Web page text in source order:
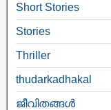
Short Stories
Stories
Thriller
thudarkadhakal
ജീവിതങ്ങള്‍